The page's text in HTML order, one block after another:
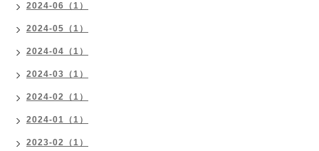
2024-06（1）
2024-05（1）
2024-04（1）
2024-03（1）
2024-02（1）
2024-01（1）
2023-02（1）